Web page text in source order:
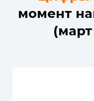
момент